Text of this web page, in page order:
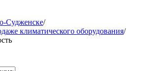
Судженске/
климатического оборудования/